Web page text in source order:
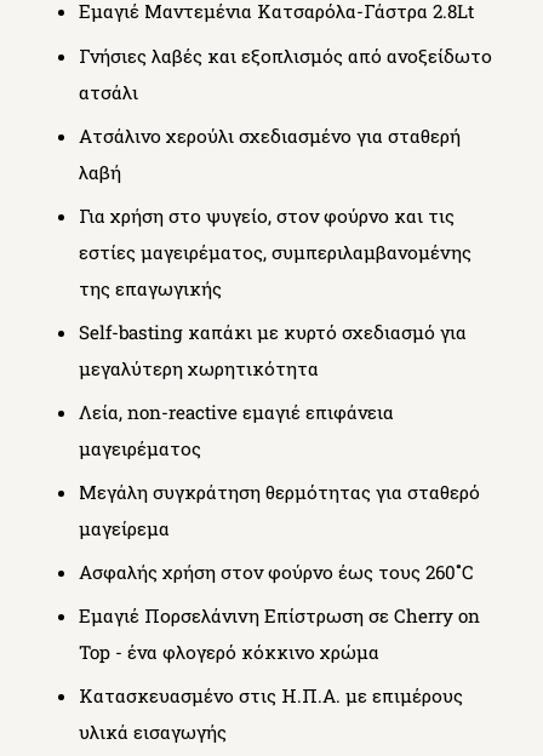
Εμαγιέ Μαντεμένια Κατσαρόλα-Γάστρα 2.8Lt
Γνήσιες λαβές και εξοπλισμός από ανοξείδωτο
ατσάλι
Ατσάλινο χερούλι σχεδιασμένο για σταθερή
λαβή
Για χρήση στο ψυγείο, στον φούρνο και τις
εστίες μαγειρέματος, συμπεριλαμβανομένης
της επαγωγικής
Self-basting καπάκι με κυρτό σχεδιασμό για
μεγαλύτερη χωρητικότητα
Λεία, non-reactive εμαγιέ επιφάνεια
μαγειρέματος
Μεγάλη συγκράτηση θερμότητας για σταθερό
μαγείρεμα
Ασφαλής χρήση στον φούρνο έως τους 260˚C
Εμαγιέ Πορσελάνινη Επίστρωση σε Cherry on
Top - ένα φλογερό κόκκινο χρώμα
Κατασκευασμένο στις Η.Π.Α. με επιμέρους
υλικά εισαγωγής